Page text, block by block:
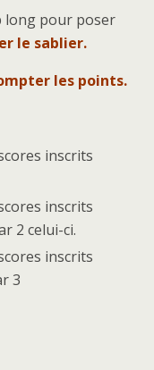
long pour poser
le sablier.
les points.
inscrits
inscrits
2 celui-ci.
inscrits
3